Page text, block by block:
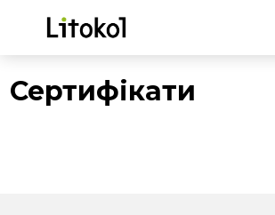
ГОЛОВНА -Технічний розділ
Сертифікати